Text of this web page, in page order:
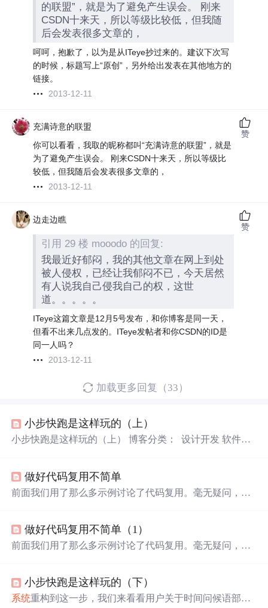
的联盟”，就是为了避免产生误会。 刚来
CSDN十来天，所以等级比较低，但我随
后会发表很多文章的，
呵呵，抱歉了，以为是从ITeye抄过来的。建议下次写
的时候，标题写上“原创”，另外给出发表在其他地方的
链接。
2013-12-11
充满诗意的联盟
你可以看看，我取的昵称都叫“充满诗意的联盟”，就是
为了避免产生误会。 刚来CSDN十来天，所以等级比
较低，但我随后会发表很多文章的，
2013-12-11
赞
边走边瞧
引用 29 楼 mooodo 的回复:
我最近好郁闷，我的其他文章在网上到处
被人侵权，已经让我郁闷不已，今天居然
有人说我自己侵我自己的权，这世
道。。。。。
ITeye这篇文章是12月5号发布，和你博客是同一天，
但看不出来几点发的。ITeye发帖者和你CSDN的ID是
同一人吗？
2013-12-11
赞
加载更多回复（33）
小步快跑是这样玩的（上）
小步快跑是这样玩的（上） 博客分类： 设计开发 软件设
着开始变更，业务变得越来越复杂，程序也随之变得越来
越复杂了。正是因为软件开始由简单软件向复杂软件转
城 狮永远的痛。这
做好代码复用不简单
前面我们用了那么多示例讨论了代码复用。毫无疑问，几
你面前你却没有珍惜，那就是你应该复用代码了。等你失
去的时候我才后悔莫及，有木有？为什么每当我们应当复
必须要调整原有程序。要调整原有程序，这就不好玩了，
我们就不知道该怎样应对了，还是复制粘贴来得简单快
捷......
做好代码复用不简单（1）
前面我们用了那么多示例讨论了代码复用。毫无疑问，几
你面前你却没有珍惜，那就是你应该复用代码了。等你失
去的时候我才后悔莫及，有木有？为什么每当我们应当复
小步快跑是这样玩的（下）
系统重构到这一步，我们来看看用户关于时间问候语部分